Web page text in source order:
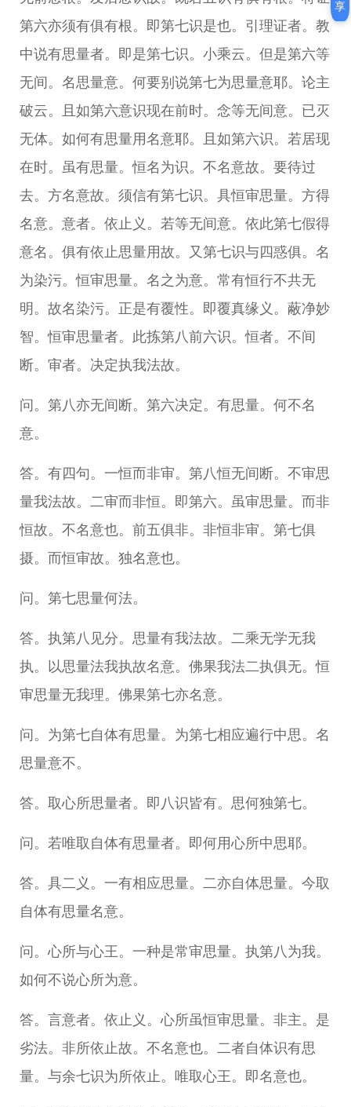
第六亦须有俱有根。即第七识是也。引理证者。教
中说有思量者。即是第七识。小乘云。但是第六等
无间。名思量意。何要别说第七为思量意耶。论主
破云。且如第六意识现在前时。念等无间意。已灭
无体。如何有思量用名意耶。且如第六识。若居现
在时。虽有思量。恒名为识。不名意故。要待过
去。方名意故。须信有第七识。具恒审思量。方得
名意。意者。依止义。若等无间意。依此第七假得
意名。俱有依止思量用故。又第七识与四惑俱。名
为染污。恒审思量。名之为意。常有恒行不共无
明。故名染污。正是有覆性。即覆真缘义。蔽净妙
智。恒审思量者。此拣第八前六识。恒者。不间
断。审者。决定执我法故。
问。第八亦无间断。第六决定。有思量。何不名
意。
答。有四句。一恒而非审。第八恒无间断。不审思
量我法故。二审而非恒。即第六。虽审思量。而非
恒故。不名意也。前五俱非。非恒非审。第七俱
摄。而恒审故。独名意也。
问。第七思量何法。
答。执第八见分。思量有我法故。二乘无学无我
执。以思量法我执故名意。佛果我法二执俱无。恒
审思量无我理。佛果第七亦名意。
问。为第七自体有思量。为第七相应遍行中思。名
思量意不。
答。取心所思量者。即八识皆有。思何独第七。
问。若唯取自体有思量者。即何用心所中思耶。
答。具二义。一有相应思量。二亦自体思量。今取
自体有思量名意。
问。心所与心王。一种是常审思量。执第八为我。
如何不说心所为意。
答。言意者。依止义。心所虽恒审思量。非主。是
劣法。非所依止故。不名意也。二者自体识有思
量。与余七识为所依止。唯取心王。即名意也。
享